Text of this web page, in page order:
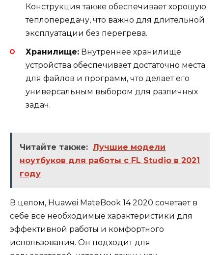
Конструкция также обеспечивает хорошую
теплопередачу, что важно для длительной
эксплуатации без перегрева.
Хранилище: Внутреннее хранилище
устройства обеспечивает достаточно места
для файлов и программ, что делает его
универсальным выбором для различных
задач.
Читайте также: Лучшие модели
ноутбуков для работы с FL Studio в 2021
году
В целом, Huawei MateBook 14 2020 сочетает в
себе все необходимые характеристики для
эффективной работы и комфортного
использования. Он подходит для